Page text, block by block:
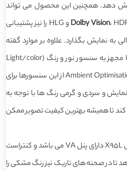
دهد. همچنین این محصول می تواند
Dolby Vision
، HDR10 و HLG را نیز پشتیبانی
به نمایش بگذارد. علاوه بر موارد گفته
شده، تلویزیون پیش روی شما مجهز به سنسور نور و رنگ (Light/color
Sensor) است که تکنولوژیAmbient Optimisation از این سنسورها برای
و سردی و گرمی رنگ ها با توجه به
تا همیشه بهترین کیفیت تصویر ممکن
تلویزیون مینی ال ای دی سونی X95L دارای پنل VA می باشد و کنتراست
تا در صحنه های تاریک نیز رنگ مشکی را